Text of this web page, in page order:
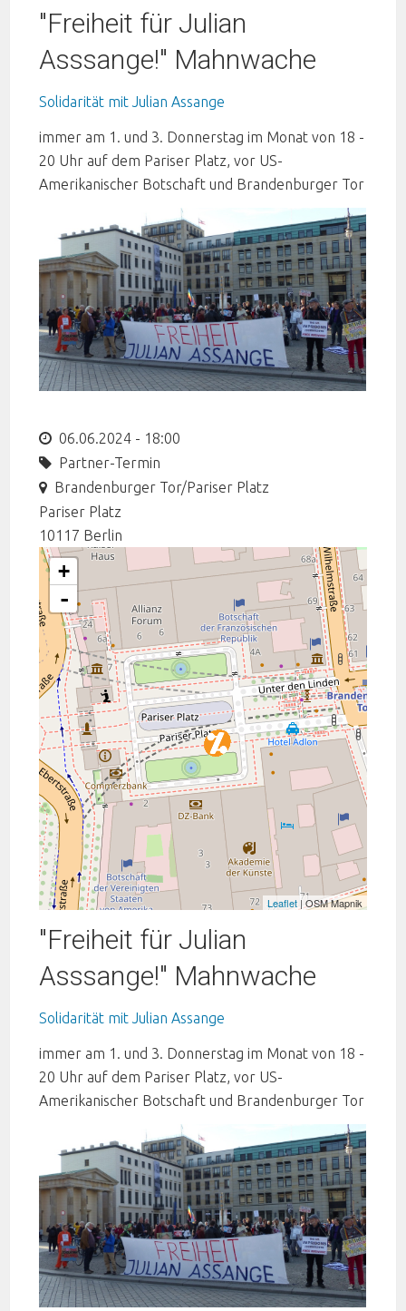
"Freiheit für Julian
Asssange!" Mahnwache
Solidarität mit Julian Assange
immer am 1. und 3. Donnerstag im Monat von 18 -
20 Uhr auf dem Pariser Platz, vor US-
Amerikanischer Botschaft und Brandenburger Tor
06.06.2024 - 18:00
Partner-Termin
Brandenburger Tor/Pariser Platz
Pariser Platz
10117 Berlin
+
-
Leaflet| OSM Mapnik
"Freiheit für Julian
Asssange!" Mahnwache
Solidarität mit Julian Assange
immer am 1. und 3. Donnerstag im Monat von 18 -
20 Uhr auf dem Pariser Platz, vor US-
Amerikanischer Botschaft und Brandenburger Tor